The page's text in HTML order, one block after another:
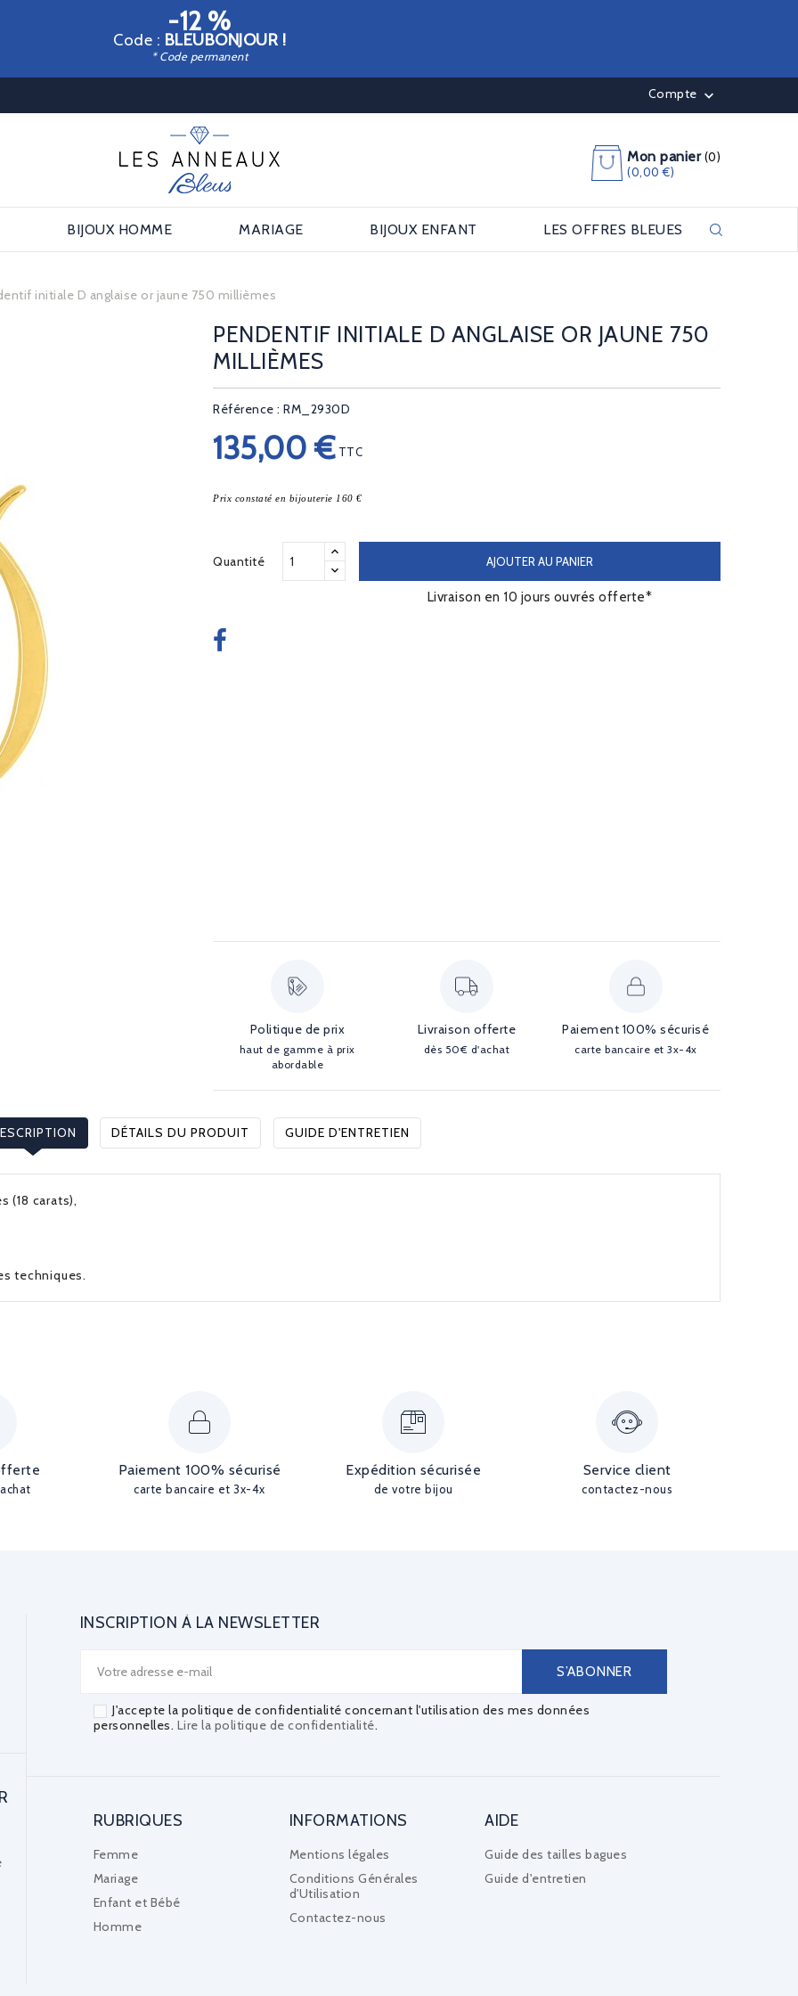
-12 %
Code : BLEUBONJOUR !
* Code permanent
Compte 
Mon panier (0)
(0,00 €)
BIJOUX HOMME MARIAGE BIJOUX ENFANT LES OFFRES BLEUES
initiale D anglaise or jaune 750 millièmes
PENDENTIF INITIALE D ANGLAISE OR JAUNE 750
MILLIÈMES
Référence : RM_2930D
135,00 € TTC
Prix constaté en bijouterie 160 €
Quantité AJOUTER AU PANIER
Livraison en 10 jours ouvrés offerte*
Politique de prix
haut de gamme à prix
abordable
Livraison offerte
dès 50€ d'achat
Paiement 100% sécurisé
carte bancaire et 3x-4x
DÉTAILS DU PRODUIT GUIDE D'ENTRETIEN
(18 carats),
techniques.
Paiement 100% sécurisé
carte bancaire et 3x-4x
Expédition sécurisée
de votre bijou
Service client
contactez-nous
INSCRIPTION À LA NEWSLETTER
J'accepte la politique de confidentialité concernant l'utilisation des mes données
personnelles. Lire la politique de confidentialité.
RUBRIQUES
Femme
Mariage
Enfant et Bébé
Homme
INFORMATIONS
Mentions légales
Conditions Générales
d'Utilisation
Contactez-nous
AIDE
Guide des tailles bagues
Guide d'entretien